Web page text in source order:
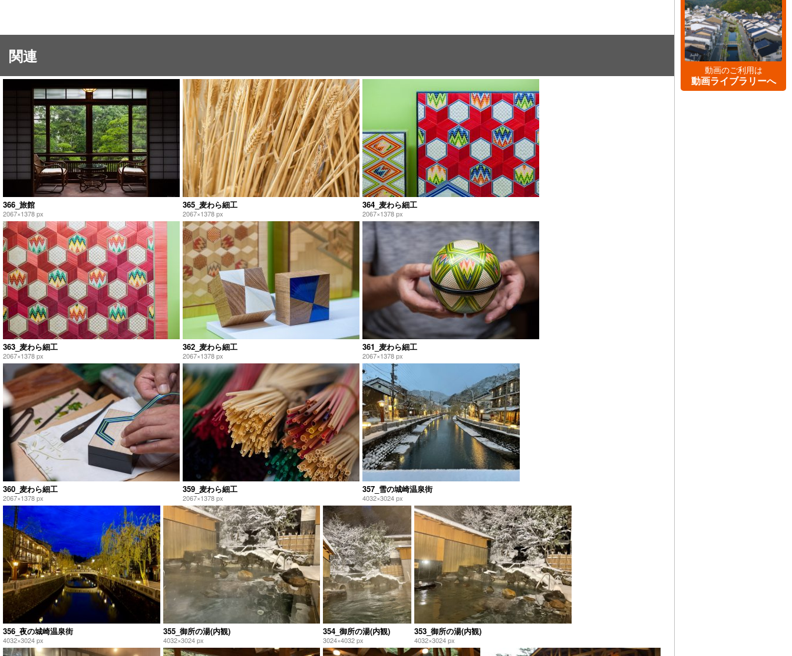
関連
366_旅館
2067×1378 px
365_麦わら細工
2067×1378 px
364_麦わら細工
2067×1378 px
363_麦わら細工
2067×1378 px
362_麦わら細工
2067×1378 px
361_麦わら細工
2067×1378 px
360_麦わら細工
2067×1378 px
359_麦わら細工
2067×1378 px
357_雪の城崎温泉街
4032×3024 px
356_夜の城崎温泉街
4032×3024 px
355_御所の湯(内観)
4032×3024 px
354_御所の湯(内観)
3024×4032 px
353_御所の湯(内観)
4032×3024 px
動画のご利用は
動画ライブラリーへ